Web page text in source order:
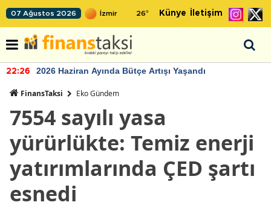
07 Ağustos 2026 26° Künye İletişim
22:26 2026 Haziran Ayında Bütçe Artışı Yaşandı
FinansTaksi Eko Gündem
7554 sayılı yasa
yürürlükte: Temiz enerji
yatırımlarında ÇED şartı
esnedi